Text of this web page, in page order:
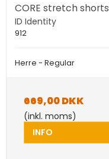
CORE stretch shorts
ID Identity
912
Herre - Regular
669,00 DKK
(inkl. moms)
INFO